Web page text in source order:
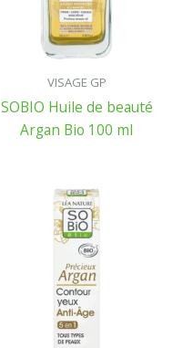
VISAGE GP
SOBIO Huile de beauté
Argan Bio 100 ml